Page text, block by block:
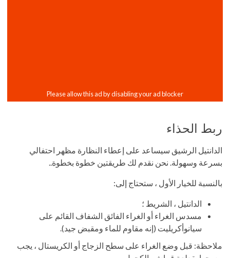
ربط الحذاء
الدانتيل الرشيق سيساعد على إعطاء النظارة مظهر احتفالي
بسرعة وسهولة. نحن نقدم لك طريقتين خطوة بخطوة..
بالنسبة للخيار الأول ، ستحتاج إلى:
الدانتيل ، الشريط ؛
مسدس الغراء أو الغراء الفائق الشفاف القائم على
سيانوأكريليت (إنه مقاوم للماء ومقبض جيد).
ملاحظة: قبل وضع الغراء على سطح الزجاج أو الكريستال ، يجب